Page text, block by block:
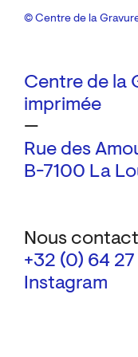
Centre de la
imprimée
—
Rue des
B-7100 La
Nous
+32 (0) 64 27
Instagram
© Centre de la